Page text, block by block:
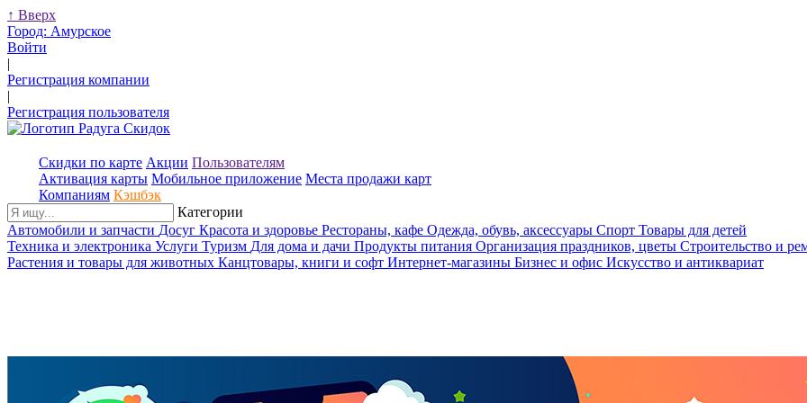
↑ Вверх
Город: Амурское
Войти
|
Регистрация компании
|
Регистрация пользователя
Скидки по карте Акции Пользователям
Активация карты Мобильное приложение Места продажи карт
Компаниям Кэшбэк
Категории
Автомобили и запчасти Досуг Красота и здоровье Рестораны, кафе Одежда, обувь, аксессуары Спорт Товары для детей
Техника и электроника Услуги Туризм Для дома и дачи Продукты питания Организация праздников, цветы Строительство и
Растения и товары для животных Канцтовары, книги и софт Интернет-магазины Бизнес и офис Искусство и антиквариат